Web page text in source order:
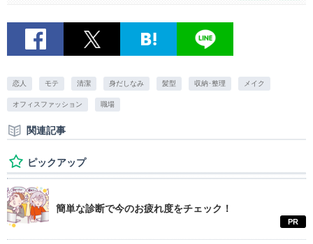
恋人 モテ 清潔 身だしなみ 髪型 収納･整理 メイク
オフィスファッション 職場
関連記事
ピックアップ
簡単な診断で今のお疲れ度をチェック！
PR